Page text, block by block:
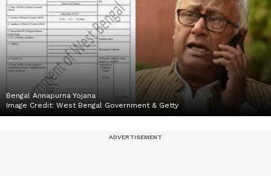
Bengal Annapurna Yojana
Image Credit: West Bengal Government & Getty